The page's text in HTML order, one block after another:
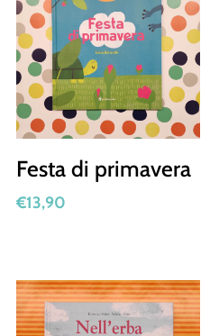
Festa di primavera
€13,90